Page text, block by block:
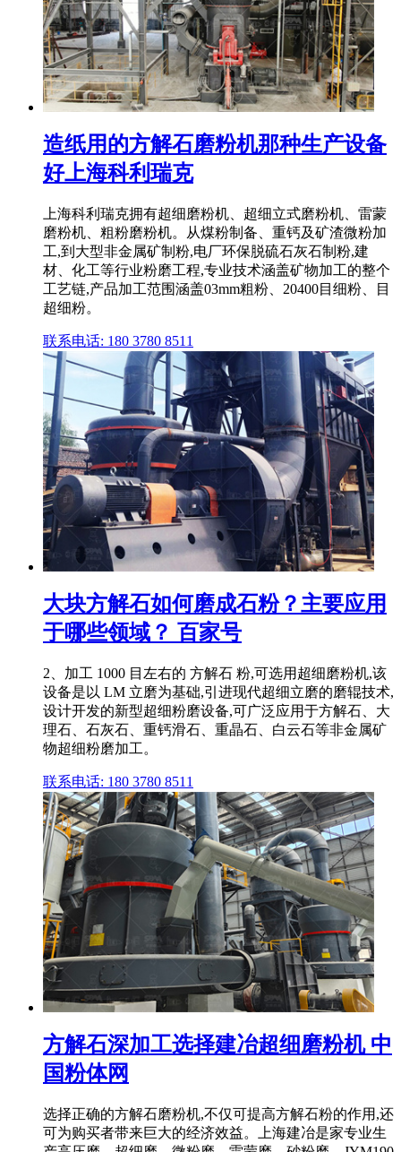
造纸用的方解石磨粉机那种生产设备
好上海科利瑞克
上海科利瑞克拥有超细磨粉机、超细立式磨粉机、雷蒙
磨粉机、粗粉磨粉机。从煤粉制备、重钙及矿渣微粉加
工,到大型非金属矿制粉,电厂环保脱硫石灰石制粉,建
材、化工等行业粉磨工程,专业技术涵盖矿物加工的整个
工艺链,产品加工范围涵盖03mm粗粉、20400目细粉、目
超细粉。
联系电话: 180 3780 8511
大块方解石如何磨成石粉？主要应用
于哪些领域？ 百家号
2、加工 1000 目左右的 方解石 粉,可选用超细磨粉机,该
设备是以 LM 立磨为基础,引进现代超细立磨的磨辊技术,
设计开发的新型超细粉磨设备,可广泛应用于方解石、大
理石、石灰石、重钙滑石、重晶石、白云石等非金属矿
物超细粉磨加工。
联系电话: 180 3780 8511
方解石深加工选择建冶超细磨粉机 中
国粉体网
选择正确的方解石磨粉机,不仅可提高方解石粉的作用,还
可为购买者带来巨大的经济效益。上海建冶是家专业生